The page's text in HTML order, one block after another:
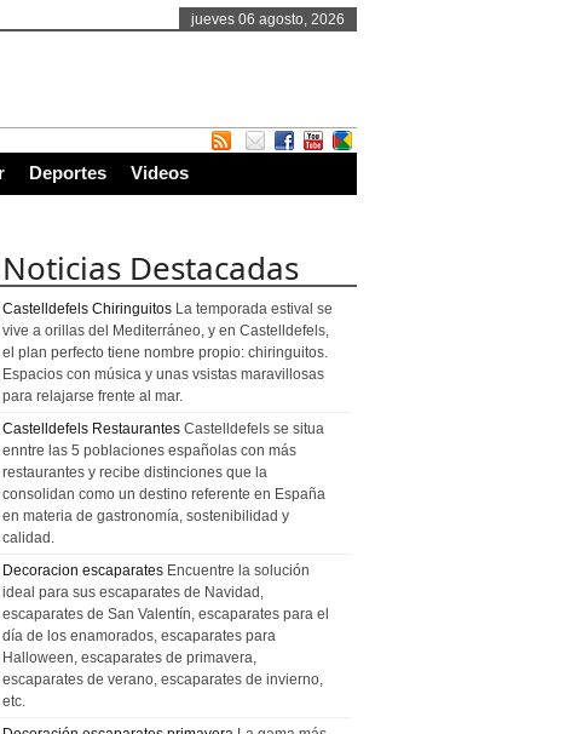
jueves 06 agosto, 2026
Deportes Videos
Noticias Destacadas
Castelldefels Chiringuitos La temporada estival se
vive a orillas del Mediterráneo, y en Castelldefels,
el plan perfecto tiene nombre propio: chiringuitos.
Espacios con música y unas vsistas maravillosas
para relajarse frente al mar.
Castelldefels Restaurantes Castelldefels se situa
enntre las 5 poblaciones españolas con más
restaurantes y recibe distinciones que la
consolidan como un destino referente en España
en materia de gastronomía, sostenibilidad y
calidad.
Decoracion escaparates Encuentre la solución
ideal para sus escaparates de Navidad,
escaparates de San Valentín, escaparates para el
día de los enamorados, escaparates para
Halloween, escaparates de primavera,
escaparates de verano, escaparates de invierno,
etc.